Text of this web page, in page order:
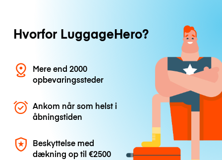
Hvorfor LuggageHero?
Mere end 2000
opbevaringssteder
Ankom når som helst i
åbningstiden
Beskyttelse med
dækning op til€2500